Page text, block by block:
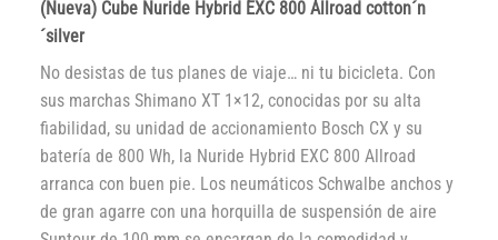
(Nueva) Cube Nuride Hybrid EXC 800 Allroad cotton´n
´silver
No desistas de tus planes de viaje… ni tu bicicleta. Con
sus marchas Shimano XT 1×12, conocidas por su alta
fiabilidad, su unidad de accionamiento Bosch CX y su
batería de 800 Wh, la Nuride Hybrid EXC 800 Allroad
arranca con buen pie. Los neumáticos Schwalbe anchos y
de gran agarre con una horquilla de suspensión de aire